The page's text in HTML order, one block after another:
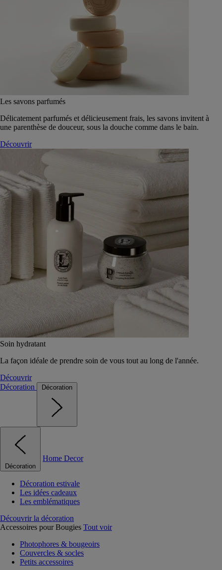
Les savons parfumés
Délicatement parfumés et délicieusement frais, les savons invitent à
une parenthèse de douceur, sous la douche comme dans le bain.
Découvrir
Soin hydratant
La façon idéale de prendre soin de vous tout au long de l'année.
Découvrir
Décoration
Décoration
Décoration
Home Decor
Décoration estivale
Les idées cadeaux
Les emblématiques
Découvrir la décoration
Accessoires pour Bougies Tout voir
Photophores & bougeoirs
Couvercles & socles
Petits accessoires